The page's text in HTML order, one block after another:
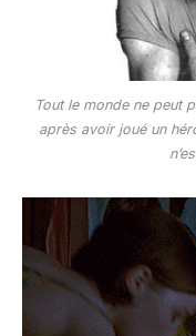
Tout le monde ne peut
après avoir joué un